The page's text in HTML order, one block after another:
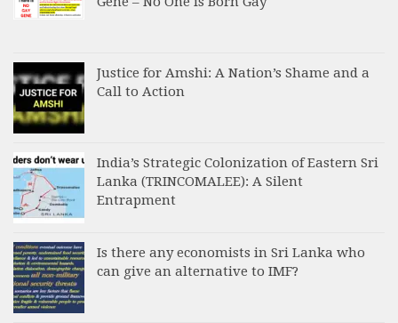
Justice for Amshi: A Nation’s Shame and a
Call to Action
India’s Strategic Colonization of Eastern Sri
Lanka (TRINCOMALEE): A Silent
Entrapment
Is there any economists in Sri Lanka who
can give an alternative to IMF?